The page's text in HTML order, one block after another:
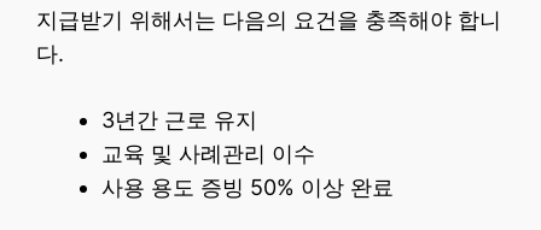
지급받기 위해서는 다음의 요건을 충족해야 합니
다.
3년간 근로 유지
교육 및 사례관리 이수
사용 용도 증빙 50% 이상 완료